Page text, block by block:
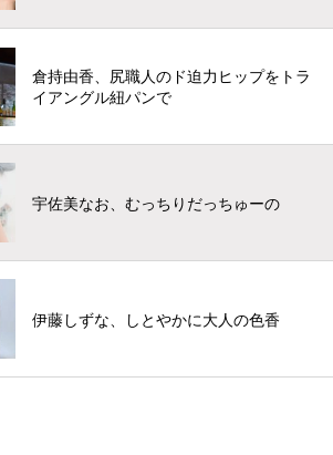
倉持由香、尻職人のド迫力ヒップをトラ
イアングル紐パンで
宇佐美なお、むっちりだっちゅーの
伊藤しずな、しとやかに大人の色香